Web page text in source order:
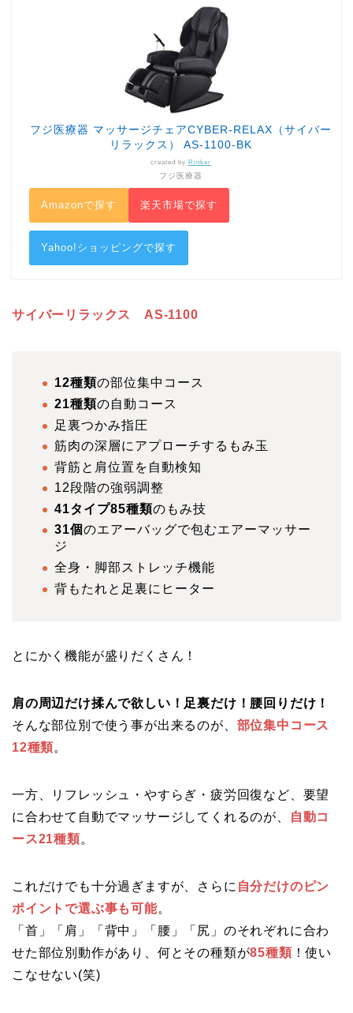
フジ医療器 マッサージチェアCYBER-RELAX（サイバー
リラックス） AS-1100-BK
created by Rinker
フジ医療器
Amazonで探す 楽天市場で探す
Yahoo!ショッピングで探す
サイバーリラックス AS-1100
12種類の部位集中コース
21種類の自動コース
足裏つかみ指圧
筋肉の深層にアプローチするもみ玉
背筋と肩位置を自動検知
12段階の強弱調整
41タイプ85種類のもみ技
31個のエアーバッグで包むエアーマッサー
ジ
全身・脚部ストレッチ機能
背もたれと足裏にヒーター
とにかく機能が盛りだくさん！
肩の周辺だけ揉んで欲しい！足裏だけ！腰回りだけ！
そんな部位別で使う事が出来るのが、 部位集中コース
12種類。
一方、リフレッシュ・やすらぎ・疲労回復など、要望
に合わせて自動でマッサージしてくれるのが、
自動コ
ース21種類。
これだけでも十分過ぎますが、さらに 自分だけのピン
ポイントで選ぶ事も可能。
「首」「肩」「背中」「腰」「尻」のそれぞれに合わ
せた部位別動作があり、何とその種類が85種類 ！使い
こなせない(笑)